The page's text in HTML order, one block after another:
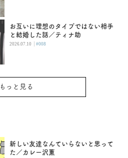
お互いに理想のタイプではない相手
と結婚した話／ティナ助
2026.07.10 |#008
もっと見る
新しい友達なんていらないと思って
た／カレー沢薫